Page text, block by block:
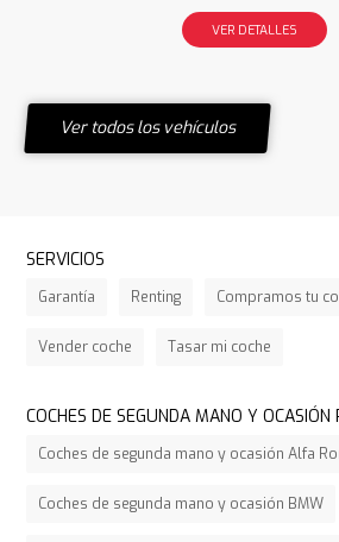
VER DETALLES
Ver todos los vehículos
SERVICIOS
Garantía Renting Compramos tu
Vender coche Tasar mi coche
COCHES DE SEGUNDA MANO Y
Coches de segunda mano y ocasión Alfa
Coches de segunda mano y ocasión BMW